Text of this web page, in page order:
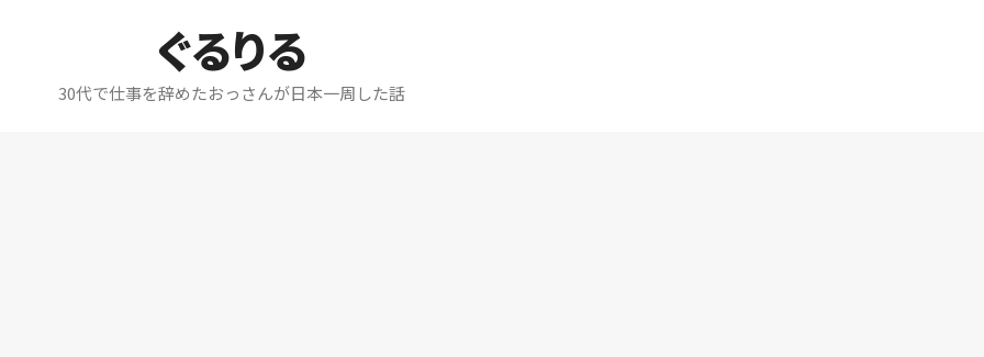
ぐるりる
30代で仕事を辞めたおっさんが日本一周した話